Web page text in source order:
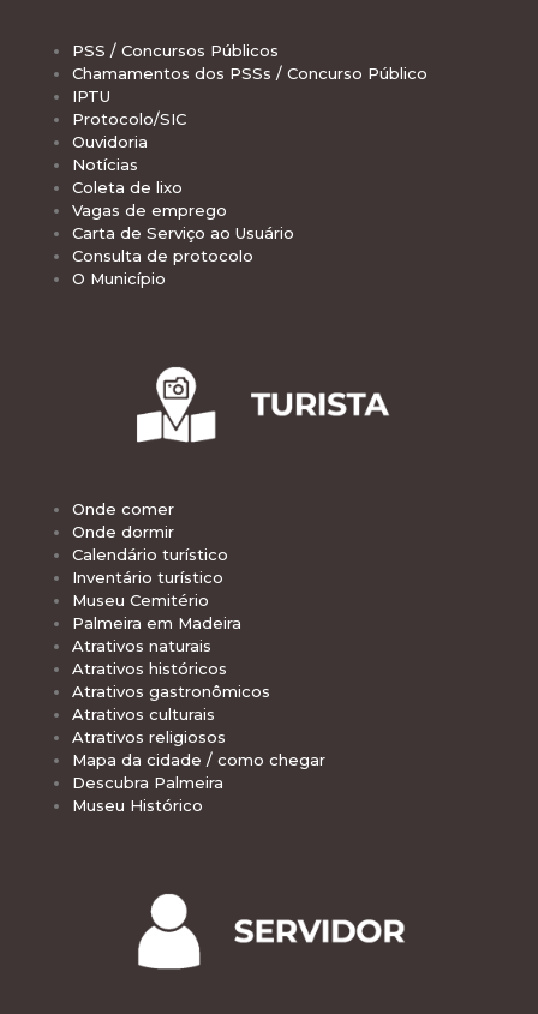
PSS / Concursos Públicos
Chamamentos dos PSSs / Concurso Público
IPTU
Protocolo/SIC
Ouvidoria
Notícias
Coleta de lixo
Vagas de emprego
Carta de Serviço ao Usuário
Consulta de protocolo
O Município
Onde comer
Onde dormir
Calendário turístico
Inventário turístico
Museu Cemitério
Palmeira em Madeira
Atrativos naturais
Atrativos históricos
Atrativos gastronômicos
Atrativos culturais
Atrativos religiosos
Mapa da cidade / como chegar
Descubra Palmeira
Museu Histórico